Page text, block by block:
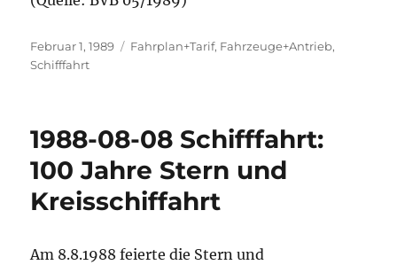
Veröffentlicht
am
Februar 1, 1989 Kategorien
Fahrplan+Tarif, Fahrzeuge+Antrieb,
Schifffahrt
1988-08-08 Schifffahrt:
100 Jahre Stern und
Kreisschiffahrt
Am 8.8.1988 feierte die Stern und